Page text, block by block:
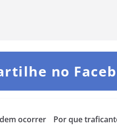
no
ocorrer
Por que